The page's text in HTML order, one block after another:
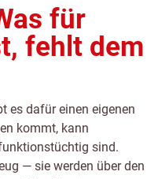
für
fehlt dem
es dafür einen eigenen
kommt, kann
sind.
— sie werden über den